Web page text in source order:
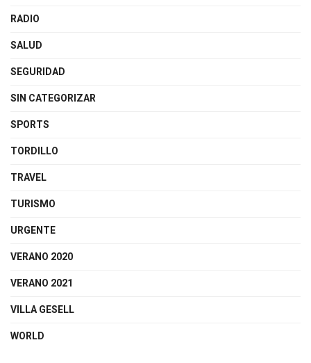
RADIO
SALUD
SEGURIDAD
SIN CATEGORIZAR
SPORTS
TORDILLO
TRAVEL
TURISMO
URGENTE
VERANO 2020
VERANO 2021
VILLA GESELL
WORLD